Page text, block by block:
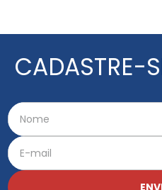
CADASTRE-